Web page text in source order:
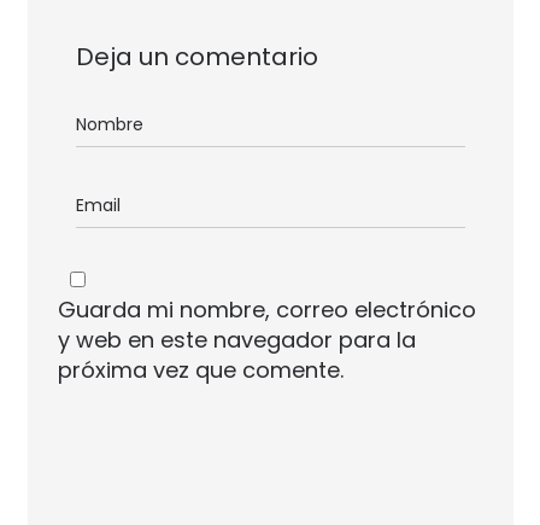
Deja un comentario
Guarda mi nombre, correo electrónico
y web en este navegador para la
próxima vez que comente.